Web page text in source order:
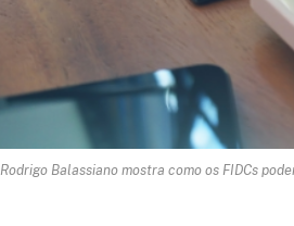
Rodrigo Balassiano mostra como os FIDCs